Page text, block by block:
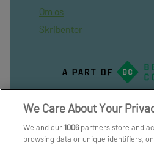
Om os
Skribenter
We Care About Your
We and our1006partners store and
browsing data or unique identifiers,